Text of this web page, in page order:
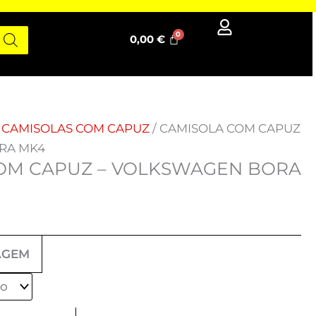
0,00€
CAMISOLAS COM CAPUZ / CAMISOLA COM CAPUZ
MK4
CAPUZ – VOLKSWAGEN BORA